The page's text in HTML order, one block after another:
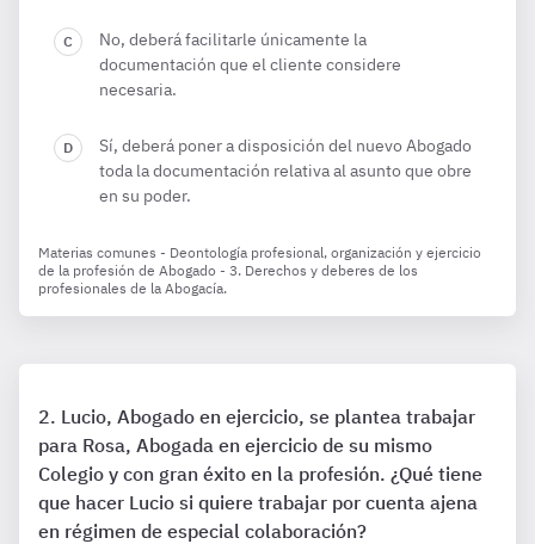
No, deberá facilitarle únicamente la
documentación que el cliente considere
necesaria.
Sí, deberá poner a disposición del nuevo Abogado
toda la documentación relativa al asunto que obre
en su poder.
Materias comunes - Deontología profesional, organización y ejercicio
de la profesión de Abogado - 3. Derechos y deberes de los
profesionales de la Abogacía.
Lucio, Abogado en ejercicio, se plantea trabajar
para Rosa, Abogada en ejercicio de su mismo
Colegio y con gran éxito en la profesión. ¿Qué tiene
que hacer Lucio si quiere trabajar por cuenta ajena
en régimen de especial colaboración?